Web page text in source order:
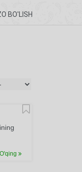
BO'LISH
O'qing